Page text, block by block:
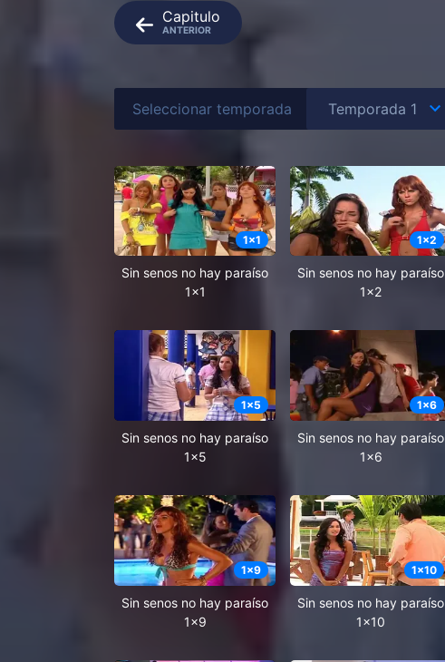
Capitulo
ANTERIOR
Seleccionar temporada
1x1
Sin senos no hay paraíso
1x1
1x2
Sin senos no hay paraíso
1x2
1x5
Sin senos no hay paraíso
1x5
1x6
Sin senos no hay paraíso
1x6
1x9
Sin senos no hay paraíso
1x9
1x10
Sin senos no hay paraíso
1x10